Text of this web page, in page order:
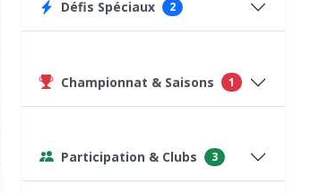
380
461
487
(Course type P)
20 (Autre dist. ⇒20)
Défis Spéciaux 2
Championnat & Saisons 1
Participation & Clubs 3